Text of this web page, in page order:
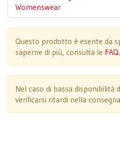
Womenswear
Questo prodotto è esente da
saperne di più, consulta le FAQ.
Nel caso di bassa
verificarsi ritardi nella